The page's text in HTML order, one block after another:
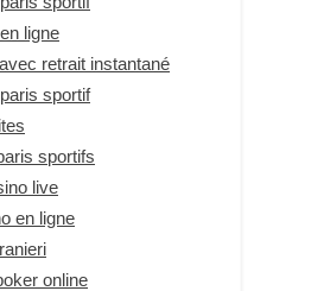
ligne
retrait instantané
sportif
sportifs
live
en ligne
online